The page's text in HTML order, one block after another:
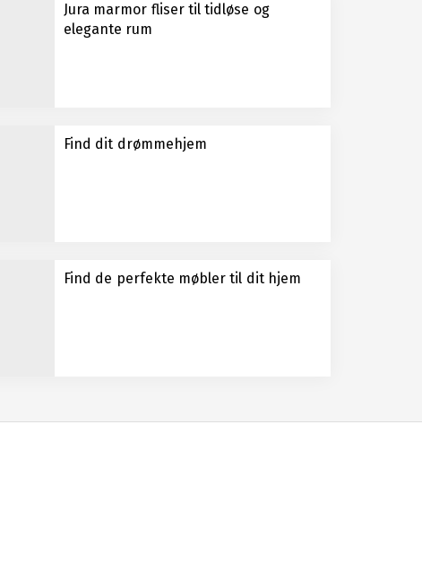
Jura marmor fliser til tidløse og
elegante rum
Find dit drømmehjem
Find de perfekte møbler til dit hjem